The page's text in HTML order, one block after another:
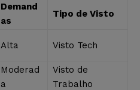
Demand
as
Tipo de Visto
Alta Visto Tech
Moderad
a
Visto de
Trabalho